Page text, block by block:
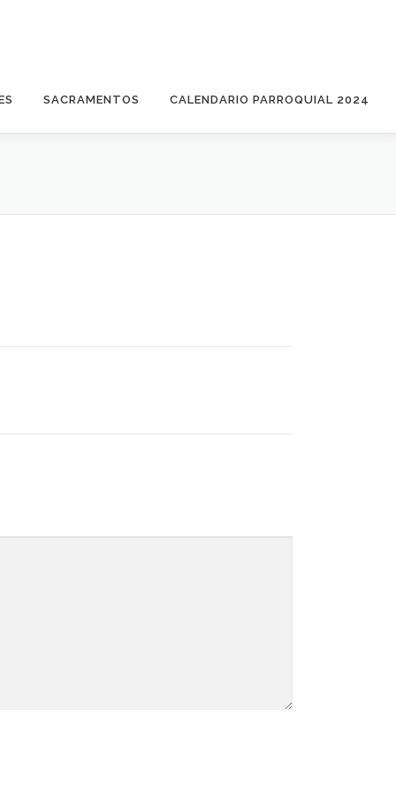
SACRAMENTOS CALENDARIO PARROQUIAL 2024